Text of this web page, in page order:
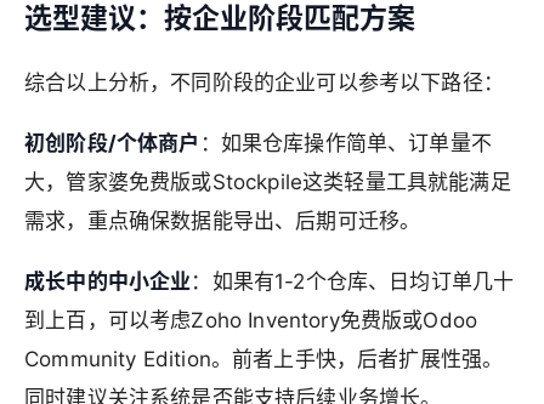
选型建议：按企业阶段匹配方案
综合以上分析，不同阶段的企业可以参考以下路径：
初创阶段/个体商户 ：如果仓库操作简单、订单量不
大，管家婆免费版或Stockpile这类轻量工具就能满足
需求，重点确保数据能导出、后期可迁移。
成长中的中小企业 ：如果有1-2个仓库、日均订单几十
到上百，可以考虑Zoho Inventory免费版或Odoo
Community Edition。前者上手快，后者扩展性强。
同时建议关注系统是否能支持后续业务增长。